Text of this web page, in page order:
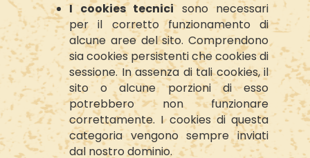
I cookies tecnicisono necessari
per il corretto funzionamento di
alcune aree del sito. Comprendono
sia cookies persistenti che cookies di
sessione. In assenza di tali cookies, il
sito o alcune porzioni di esso
potrebbero non funzionare
correttamente. I cookies di questa
categoria vengono sempre inviati
dal nostro dominio.